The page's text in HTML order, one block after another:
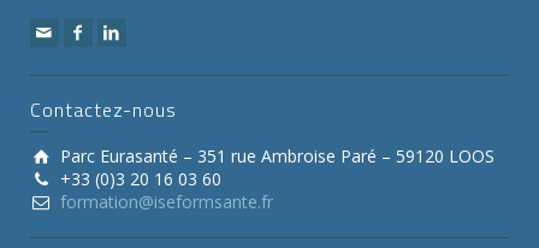
Contactez-nous
Parc Eurasanté – 351 rue Ambroise Paré – 59120 LOOS
+33 (0)3 20 16 03 60
formation@iseformsante.fr